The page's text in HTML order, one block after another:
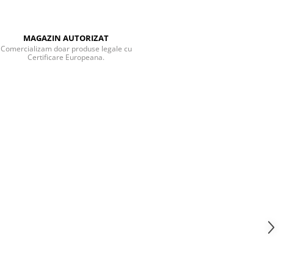
MAGAZIN AUTORIZAT
Comercializam doar produse legale cu
Certificare Europeana.